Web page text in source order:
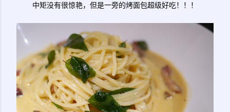
中矩没有很惊艳，但是一旁的烤面包超级好吃！！！